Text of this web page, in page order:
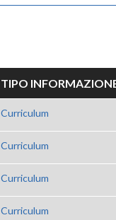
TIPO
Curriculum
Curriculum
Curriculum
Curriculum